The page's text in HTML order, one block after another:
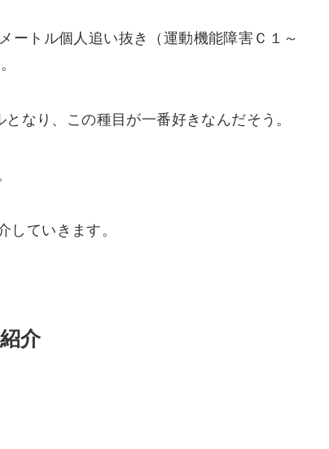
ートル個人追い抜き（運動機能障害Ｃ１～
なり、この種目が一番好きなんだそう。
ていきます。
介